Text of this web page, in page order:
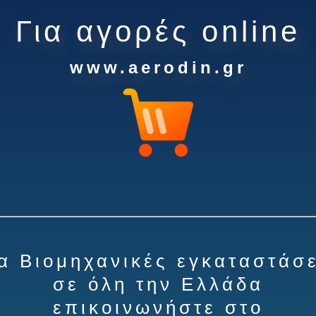
Για αγορές online
www.aerodin.gr
Βιομηχανικές
σε όλη την Ελλάδα
επικοινωνήστε στο